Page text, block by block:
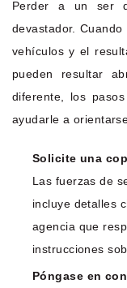
Perder a un ser
devastador.
vehículos y el
pueden resultar
diferente, los
ayudarle a
Solicite una
Las fuerzas de
incluye detalles
agencia que
instrucciones
Póngase en